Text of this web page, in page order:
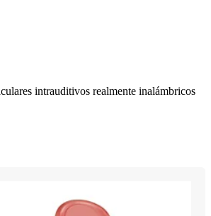
intrauditivos realmente inalámbricos